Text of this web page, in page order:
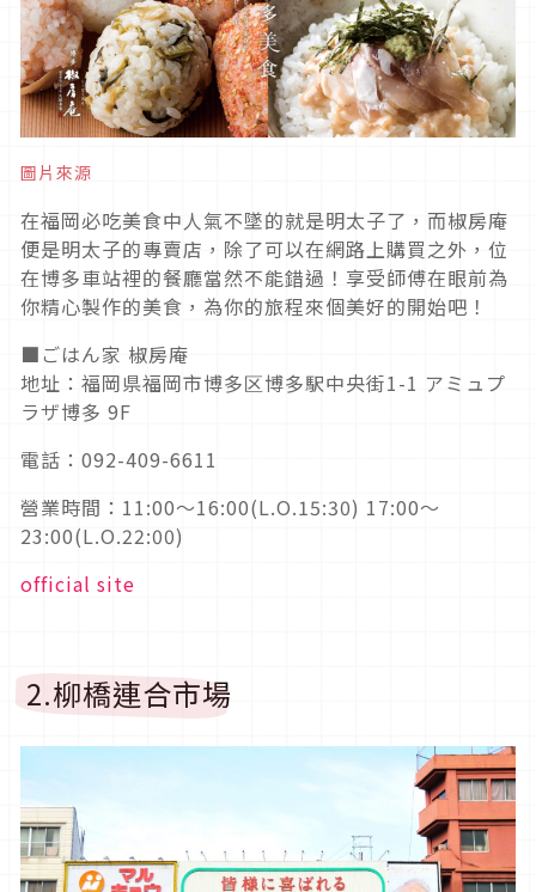
圖片來源
在福岡必吃美食中人氣不墜的就是明太子了，而椒房庵
便是明太子的專賣店，除了可以在網路上購買之外，位
在博多車站裡的餐廳當然不能錯過！享受師傅在眼前為
你精心製作的美食，為你的旅程來個美好的開始吧！
■ごはん家 椒房庵
地址：福岡県福岡市博多区博多駅中央街1-1 アミュプ
ラザ博多 9F
電話：092-409-6611
營業時間：11:00～16:00(L.O.15:30) 17:00～
23:00(L.O.22:00)
official site
2.柳橋連合市場